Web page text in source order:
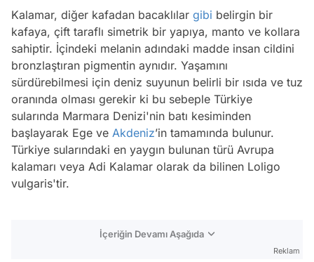
Kalamar, diğer kafadan bacaklılar gibi belirgin bir
kafaya, çift taraflı simetrik bir yapıya, manto ve kollara
sahiptir. İçindeki melanin adındaki madde insan cildini
bronzlaştıran pigmentin aynıdır. Yaşamını
sürdürebilmesi için deniz suyunun belirli bir ısıda ve tuz
oranında olması gerekir ki bu sebeple Türkiye
sularında Marmara Denizi'nin batı kesiminden
başlayarak Ege ve Akdeniz’in tamamında bulunur.
Türkiye sularındaki en yaygın bulunan türü Avrupa
kalamarı veya Adi Kalamar olarak da bilinen Loligo
vulgaris'tir.
İçeriğin Devamı Aşağıda
Reklam